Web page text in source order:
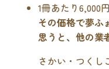
1冊あたり6,000
その価格で夢ふ
思うと、他の業
さかい・つくし